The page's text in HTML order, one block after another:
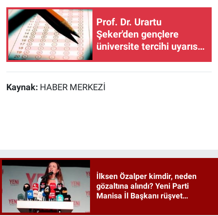
Prof. Dr. Urartu
Şeker'den gençlere
üniversite tercihi uyarısı:
aldanmayın"
Kaynak: HABER MERKEZİ
İlksen Özalper kimdir, neden
gözaltına alındı? Yeni Parti
Manisa İl Başkanı rüşvet